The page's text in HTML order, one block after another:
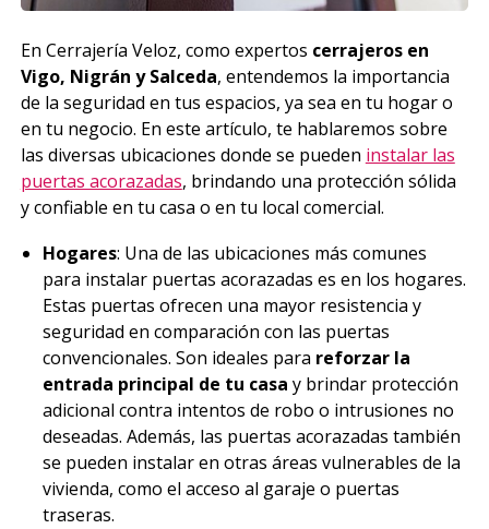
En Cerrajería Veloz, como expertos cerrajeros en
Vigo, Nigrán y Salceda, entendemos la importancia
de la seguridad en tus espacios, ya sea en tu hogar o
en tu negocio. En este artículo, te hablaremos sobre
las diversas ubicaciones donde se pueden instalar las
puertas acorazadas, brindando una protección sólida
y confiable en tu casa o en tu local comercial.
Hogares: Una de las ubicaciones más comunes
para instalar puertas acorazadas es en los hogares.
Estas puertas ofrecen una mayor resistencia y
seguridad en comparación con las puertas
convencionales. Son ideales para reforzar la
entrada principal de tu casa y brindar protección
adicional contra intentos de robo o intrusiones no
deseadas. Además, las puertas acorazadas también
se pueden instalar en otras áreas vulnerables de la
vivienda, como el acceso al garaje o puertas
traseras.